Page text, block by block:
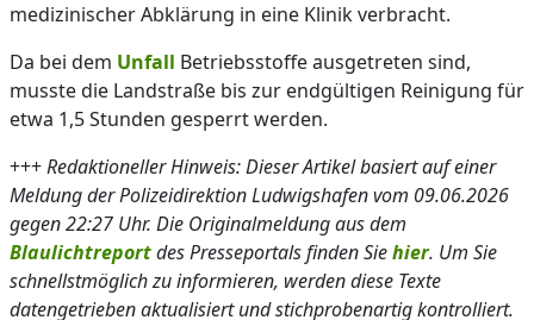
medizinischer Abklärung in eine Klinik verbracht.
Da bei dem Unfall Betriebsstoffe ausgetreten sind,
musste die Landstraße bis zur endgültigen Reinigung für
etwa 1,5 Stunden gesperrt werden.
+++Redaktioneller Hinweis: Dieser Artikel basiert auf einer
Meldung der Polizeidirektion Ludwigshafen vom 09.06.2026
gegen 22:27 Uhr. Die Originalmeldung aus dem
Blaulichtreportdes Presseportals finden Siehier. Um Sie
schnellstmöglich zu informieren, werden diese Texte
datengetrieben aktualisiert und stichprobenartig kontrolliert.